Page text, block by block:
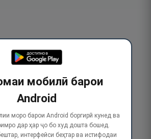
мобилӣ барои
Android
моро барои Android боргирӣ кунед ва
дар ҳар ҷо бо худ дошта бошед.
интерфейси беҳтар ва истифодаи